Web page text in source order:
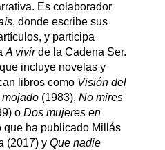
Es colaborador
, donde escribe sus
y participa
A vivirde la Cadena Ser.
incluye novelas y
libros como Visión del
(1983), No mires
o Dos mujeres en
que ha publicado Millás
(2017) y Que nadie